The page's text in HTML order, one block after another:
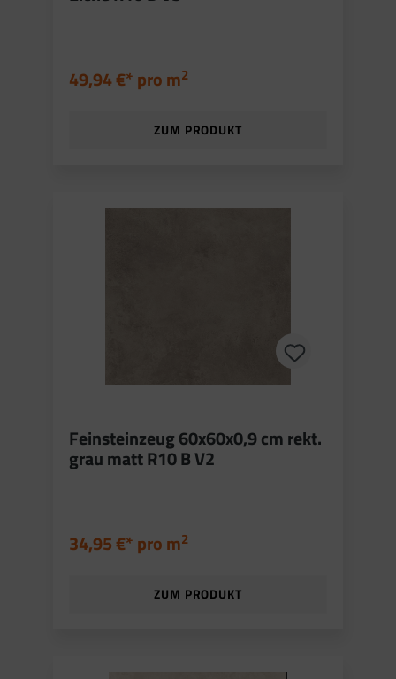
49,94 €* pro m2
ZUM PRODUKT
Feinsteinzeug 60x60x0,9 cm rekt.
grau matt R10 B V2
34,95 €* pro m2
ZUM PRODUKT